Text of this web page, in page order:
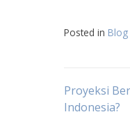
Posted in Blog
Post
Proyeksi
Indonesia?